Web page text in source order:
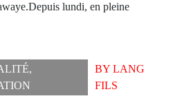
lundi, en pleine
,
BYLANG
FILS